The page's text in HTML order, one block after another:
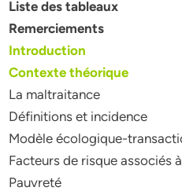
Liste des tableaux
Remerciements
Introduction
Contexte théorique
La maltraitance
Définitions et incidence
Modèle écologique-
Facteurs de risque associés
Pauvreté